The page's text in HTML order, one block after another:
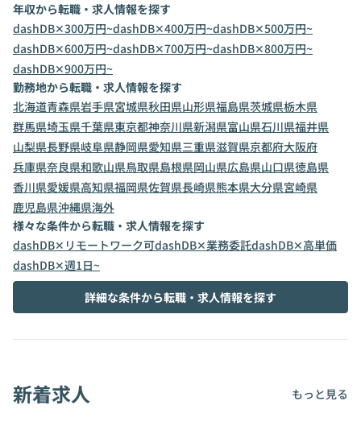
年収から転職・求人情報を探す
dashDB✕300万円~dashDB✕400万円~dashDB✕500万円~
dashDB✕600万円~dashDB✕700万円~dashDB✕800万円~
dashDB✕900万円~
勤務地から転職・求人情報を探す
北海道青森県岩手県宮城県秋田県山形県福島県茨城県栃木県
群馬県埼玉県千葉県東京都神奈川県新潟県富山県石川県福井県
山梨県長野県岐阜県静岡県愛知県三重県滋賀県京都府大阪府
兵庫県奈良県和歌山県鳥取県島根県岡山県広島県山口県徳島県
香川県愛媛県高知県福岡県佐賀県長崎県熊本県大分県宮崎県
鹿児島県沖縄県海外
様々な条件から転職・求人情報を探す
dashDB✕リモートワーク可dashDB✕業務委託dashDB✕高単価
dashDB✕週1日~
詳細な条件から転職・求人情報を探す
新着求人 もっと見る